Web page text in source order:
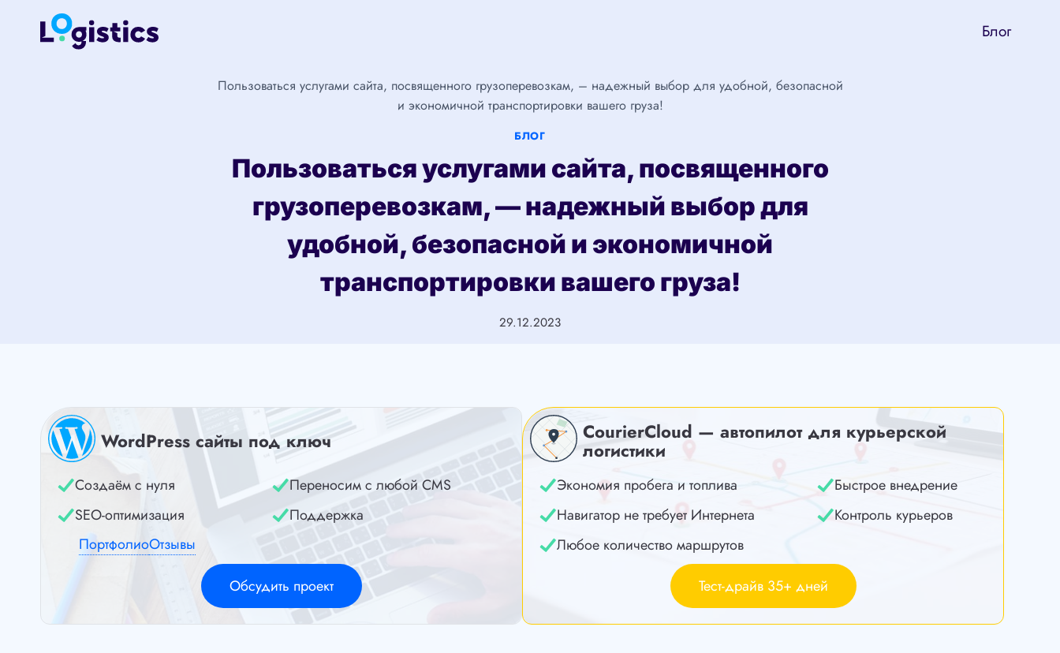
Перейти
Блог
Пользоваться услугами сайта, посвященного грузоперевозкам, – надежный выбор для удобной, безопасной
и экономичной транспортировки вашего груза!
БЛОГ
Пользоваться услугами сайта, посвященного
грузоперевозкам, — надежный выбор для
удобной, безопасной и экономичной
транспортировки вашего груза!
29.12.2023
WordPress сайты под ключ
Создаём с нуля
Переносим с любой CMS
SEO-оптимизация
Поддержка
ПортфолиоОтзывы
Обсудить проект
CourierCloud — автопилот для курьерской
логистики
Экономия пробега и топлива
Быстрое внедрение
Навигатор не требует Интернета
Контроль курьеров
Любое количество маршрутов
Тест-драйв 35+ дней